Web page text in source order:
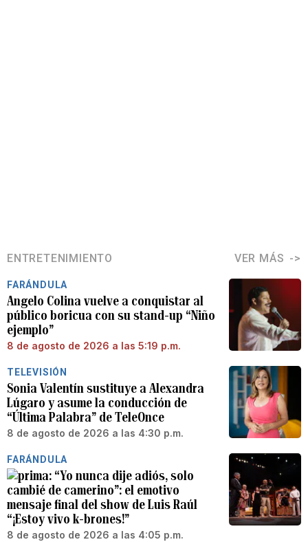
ENTRETENIMIENTO VER MÁS
FARÁNDULA
Angelo Colina vuelve a conquistar al
público boricua con su stand-up “Niño
ejemplo”
8 de agosto de 2026 a las 5:19 p.m.
TELEVISIÓN
Sonia Valentín sustituye a Alexandra
Lúgaro y asume la conducción de
“Última Palabra” de TeleOnce
8 de agosto de 2026 a las 4:30 p.m.
FARÁNDULA
“Yo nunca dije adiós, solo
cambié de camerino”: el emotivo
mensaje final del show de Luis Raúl
“¡Estoy vivo k-brones!”
8 de agosto de 2026 a las 4:05 p.m.